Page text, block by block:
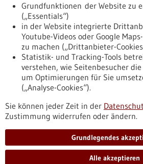
Nach oben
Informiert bleiben
Newsletter abonnieren
Grundfunktionen der Website zu
(„Essentials“)
in der Website integrierte
Youtube-Videos oder Google
zu machen („Drittanbieter-
Statistik- und Tracking-Tools
verstehen, wie Seitenbesucher
um Optimierungen für Sie
(„Analyse-Cookies“).
Sie können jeder Zeit in der
Zustimmung widerrufen oder ändern.
Grundlegendes
Alle akzeptieren